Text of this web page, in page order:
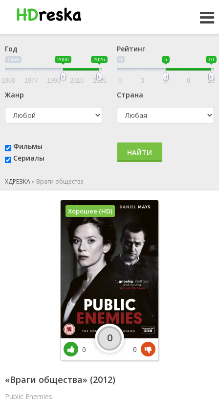
Год
1960 2000 2026
1960 1977 1993 2010 2026
Рейтинг
0 5 10
0 3 5 8 10
Жанр Страна
Фильмы
Сериалы
НАЙТИ
ХДРЕЗКА» Враги общества
«Враги общества» (2012)
Public Enemies
Хорошее (HD)
0
0
0